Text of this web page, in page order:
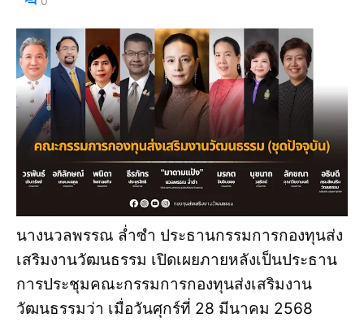
นางนวลพรรณ ล่ำซำ ประธานกรรมการกองทุนส่ง
เสริมงานวัฒนธรรม เปิดเผยภายหลังเป็นประธาน
การประชุมคณะกรรมการกองทุนส่งเสริมงาน
วัฒนธรรมว่า เมื่อวันศุกร์ที่ 28 มีนาคม 2568